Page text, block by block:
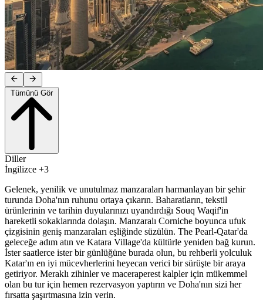
Tümünü Gör
Diller
İngilizce +3
Gelenek, yenilik ve unutulmaz manzaraları harmanlayan bir şehir
turunda Doha'nın ruhunu ortaya çıkarın. Baharatların, tekstil
ürünlerinin ve tarihin duyularınızı uyandırdığı Souq Waqif'in
hareketli sokaklarında dolaşın. Manzaralı Corniche boyunca ufuk
çizgisinin geniş manzaraları eşliğinde süzülün. The Pearl-Qatar'da
geleceğe adım atın ve Katara Village'da kültürle yeniden bağ kurun.
İster saatlerce ister bir günlüğüne burada olun, bu rehberli yolculuk
Katar'ın en iyi mücevherlerini heyecan verici bir sürüşte bir araya
getiriyor. Meraklı zihinler ve maceraperest kalpler için mükemmel
olan bu tur için hemen rezervasyon yaptırın ve Doha'nın sizi her
fırsatta şaşırtmasına izin verin.